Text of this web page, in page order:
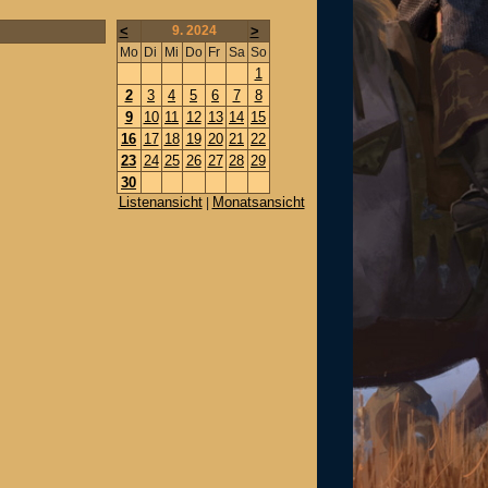
< 9. 2024 >
Mo Di Mi Do Fr Sa So
1
2
3 4 5 6 7
8
9
10 11 12 13 14 15
16 17 18 19 20 21 22
23 24 25 26 27 28 29
30
Listenansicht| Monatsansicht